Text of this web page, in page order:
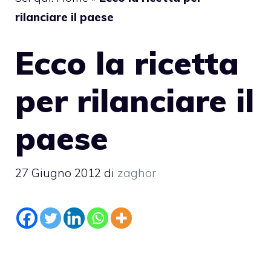
rilanciare il paese
Ecco la ricetta
per rilanciare il
paese
27 Giugno 2012 di zaghor